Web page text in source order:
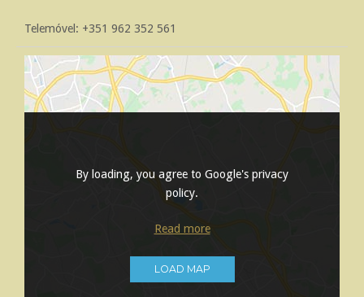
Telemóvel: +351 962 352 561
By loading, you agree to Google's privacy
policy.
Read more
LOAD MAP